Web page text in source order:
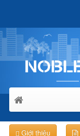
Giới thiệu